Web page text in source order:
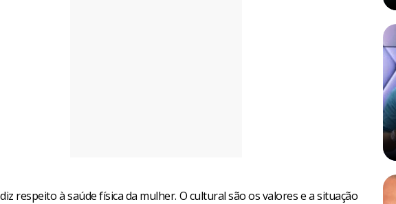
respeito à saúde física da mulher. O cultural são os valores e a situação